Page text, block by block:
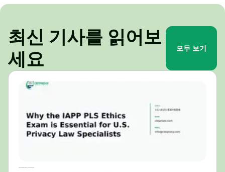
최신 기사를 읽어보
세요
모두 보기